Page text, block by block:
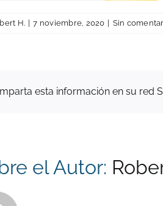
H. | 7 noviembre, 2020 | Sin
esta información en su red
el Autor: